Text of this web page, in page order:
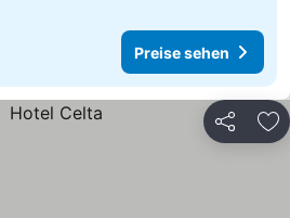
Preise sehen
Teilen